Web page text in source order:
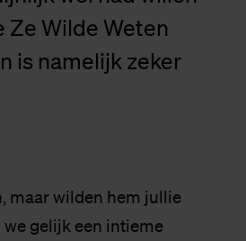
Ze Wilde Weten
is namelijk zeker
maar wilden hem jullie
gelijk een intieme